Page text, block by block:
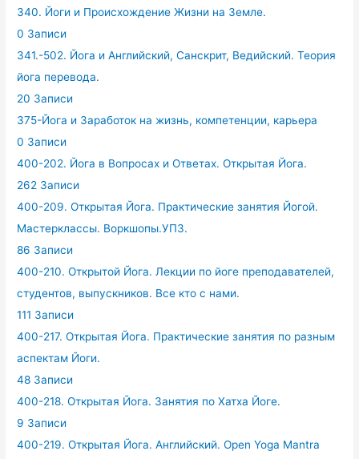
340. Йоги и Происхождение Жизни на Земле.
0 Записи
341.-502. Йога и Английский, Санскрит, Ведийский. Теория
йога перевода.
20 Записи
375-Йога и Заработок на жизнь, компетенции, карьера
0 Записи
400-202. Йога в Вопросах и Ответах. Открытая Йога.
262 Записи
400-209. Открытая Йога. Практические занятия Йогой.
Мастерклассы. Воркшопы.УПЗ.
86 Записи
400-210. Открытой Йога. Лекции по йоге преподавателей,
студентов, выпускников. Все кто с нами.
111 Записи
400-217. Открытая Йога. Практические занятия по разным
аспектам Йоги.
48 Записи
400-218. Открытая Йога. Занятия по Хатха Йоге.
9 Записи
400-219. Открытая Йога. Английский. Open Yoga Mantra